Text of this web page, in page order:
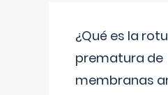
¿Qué es la
prematura de
membranas